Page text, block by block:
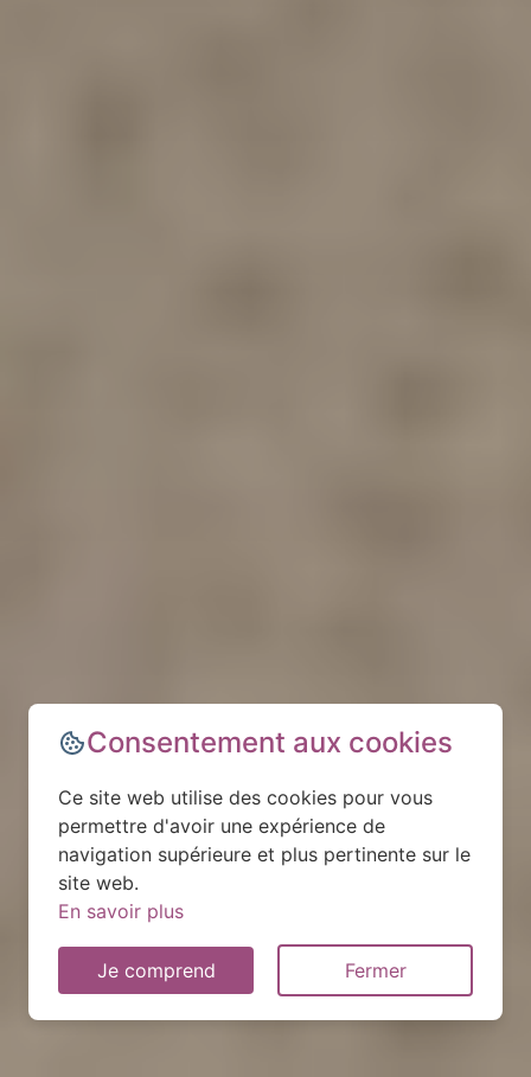
Consentement aux cookies
Ce site web utilise des cookies pour vous
permettre d'avoir une expérience de
navigation supérieure et plus pertinente sur le
site web.
En savoir plus
Je comprend Fermer